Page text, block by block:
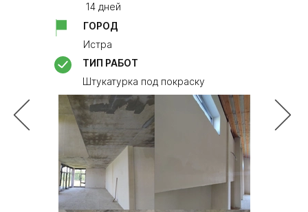
14 дней
ГОРОД
Истра
ТИП РАБОТ
Штукатурка под покраску